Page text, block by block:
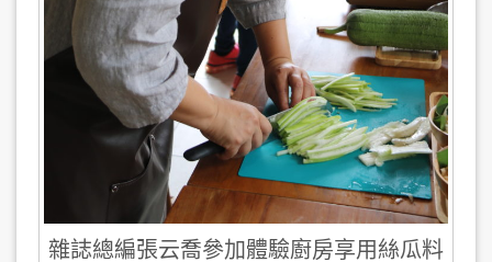
雜誌總編張云喬參加體驗廚房享用絲瓜料